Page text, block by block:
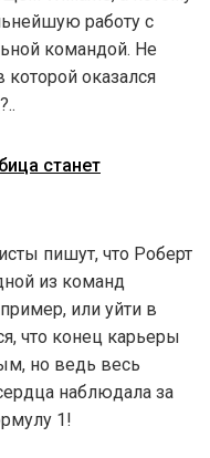
работу с
командой. Не
которой оказался
станет
пишут, что Роберт
из команд
или уйти в
что конец карьеры
но ведь весь
наблюдала за
1!